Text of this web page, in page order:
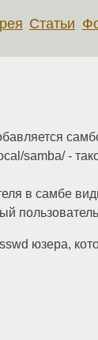
Статьи
samba/ -
в самбе
юзера,